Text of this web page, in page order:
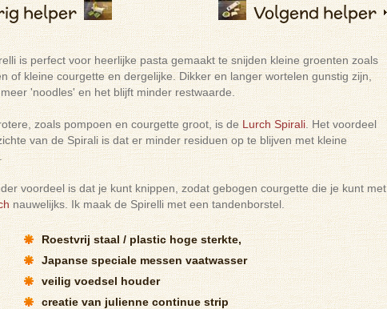
helper Volgend helper
is perfect voor heerlijke pasta gemaakt te snijden kleine groenten zoals
of kleine courgette en dergelijke. Dikker en langer wortelen gunstig zijn,
'noodles' en het blijft minder restwaarde.
zoals pompoen en courgette groot, is deLurch Spirali. Het voordeel
van de Spirali is dat er minder residuen op te blijven met kleine
voordeel is dat je kunt knippen, zodat gebogen courgette die je kunt met
nauwelijks. Ik maak de Spirelli met een tandenborstel.
Roestvrij staal / plastic hoge sterkte,
Japanse speciale messen vaatwasser
veilig voedsel houder
creatie van julienne continue strip